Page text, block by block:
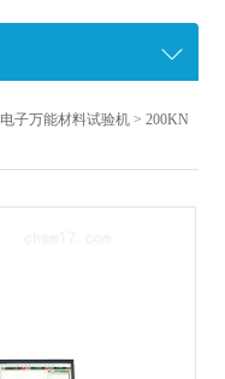
电子万能材料试验机 > 200KN